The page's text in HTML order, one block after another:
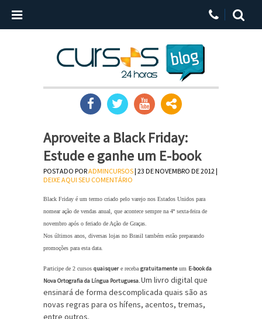
Aproveite a Black Friday:
Estude e ganhe um E-book
POSTADO PORADMINCURSOS| 23 DE NOVEMBRO DE 2012 |
DEIXE AQUI SEU COMENTÁRIO
Black Friday é um termo criado pelo varejo nos Estados Unidos para
nomear ação de vendas anual, que acontece sempre na 4ª sexta-feira de
novembro após o feriado de Ação de Graças.
Nos últimos anos, diversas lojas no Brasil também estão preparando
promoções para esta data.
Participe de 2 cursos quaisquer e receba gratuitamenteum E-book da
Nova Ortografia da Língua Portuguesa.Um livro digital que
ensinará de forma descomplicada quais são as
novas regras para os hífens, acentos, tremas,
entre outros.